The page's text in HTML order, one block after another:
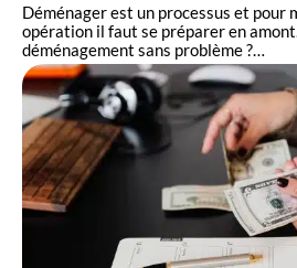
Déménager est un processus et pour
opération il faut se préparer en
déménagement sans problème ?…